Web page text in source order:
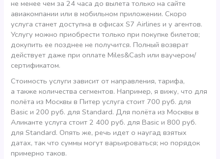
не менее чем за 24 часа до вылета только на сайте
авиакомпании или в мобильном приложении. Скоро
услуга станет доступна в офисах S7 Airlines и у агентов.
Услугу можно приобрести только при покупке билетов;
докупить ее позднее не получится. Полный возврат
действует даже при оплате Miles&Cash или ваучером/
сертификатом.
Стоимость услуги зависит от направления, тарифа,
а также количества сегментов. Например, я вижу, что для
полёта из Москвы в Питер услуга стоит 700 руб. для
Basic и 200 руб. для Standard. Для полёта из Москвы в
Аликанте услуга стоит 2 400 руб. для Basic и 800 руб.
для Standard. Опять же, речь идет о наугад взятых
датах, так что суммы могут варьироваться; но порядок
примерно таков.